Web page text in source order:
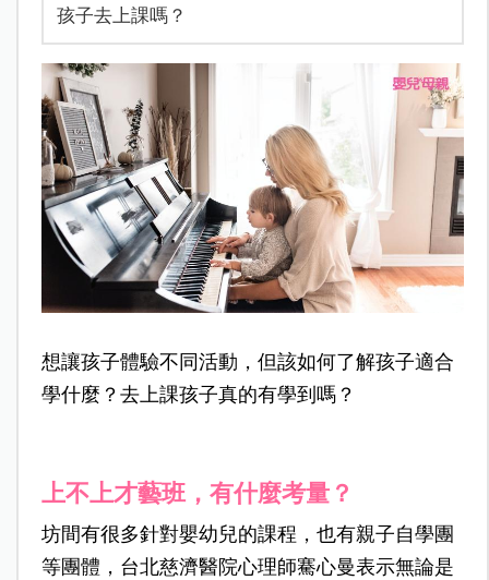
孩子去上課嗎？
想讓孩子體驗不同活動，但該如何了解孩子適合
學什麼？去上課孩子真的有學到嗎？
上不上才藝班，有什麼考量？
坊間有很多針對嬰幼兒的課程，也有親子自學團
等團體，台北慈濟醫院心理師騫心曼表示無論是